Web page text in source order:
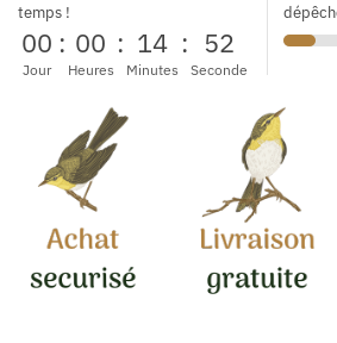
temps !
00
Jour
: 00
Heures
: 14
Minutes
: 51
Seconde